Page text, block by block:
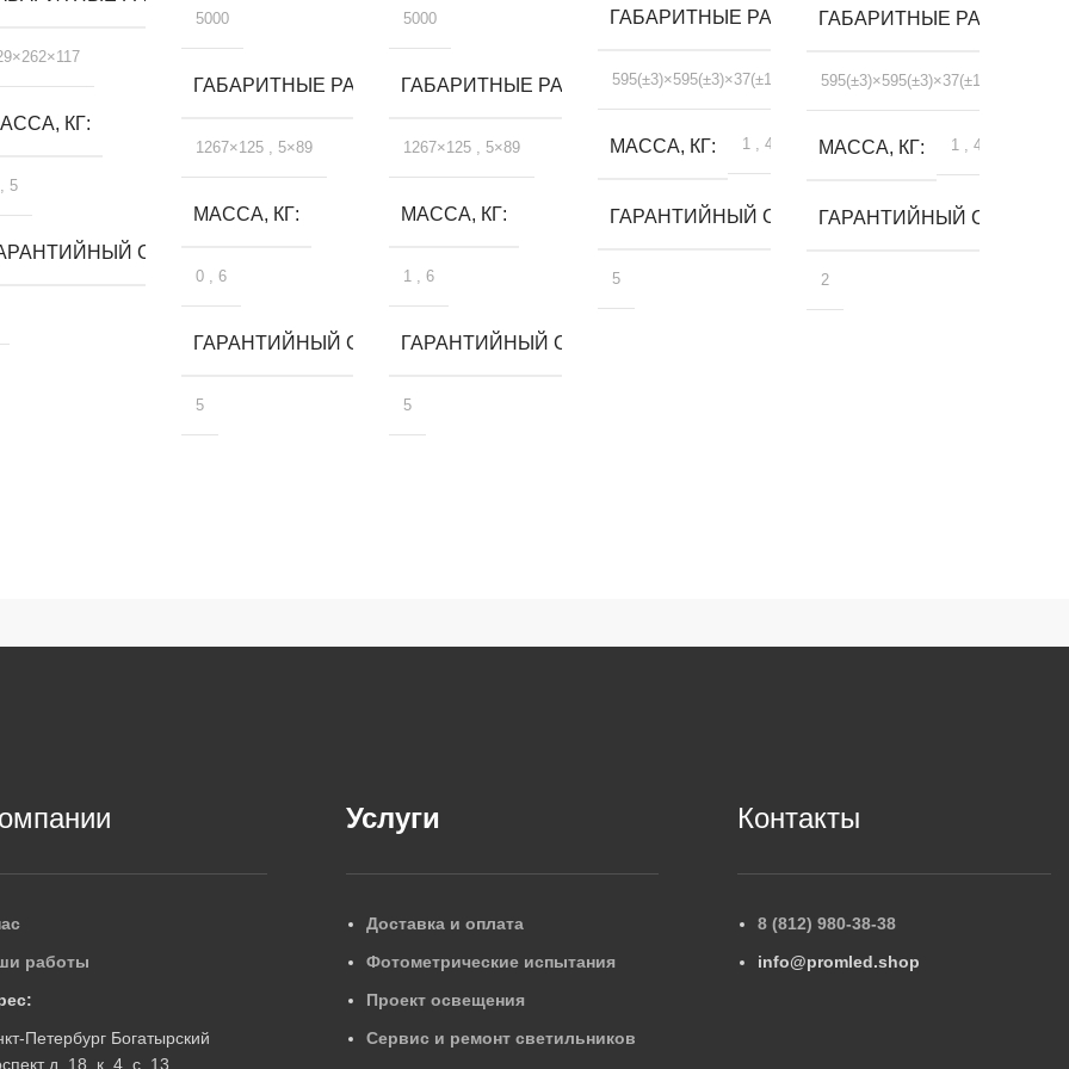
КГ
5
СРОК, ЛЕТ
5000
ГАБАРИТНЫЕ РАЗМЕРЫ, ММ
1267×125 5×89
МАССА, КГ
0 6
ГАРАНТИЙНЫЙ СРОК, ЛЕТ
5
5000
ГАБАРИТНЫЕ РАЗМЕРЫ, ММ
1267×125 5×89
МАССА, КГ
1 ,6
ГАРАНТИЙНЫЙ СРОК, ЛЕТ
5
ГАБАРИТНЫЕ РАЗМЕРЫ, ММ
595(±3)×595(±3)×37(±1)
МАССА, КГ 1 ,4
ГАРАНТИЙНЫЙ СРОК, ЛЕТ
5
ГАБАРИТНЫЕ РАЗМЕРЫ,
595(±3)×595(±3)×37(±1)
МАССА, КГ 1 ,4
ГАРАНТИЙНЫЙ СРОК,
2
работы
Петербург Богатырский
д. 18, к. 4, с. 13
Услуги
Доставка и оплата
Фотометрические испытания
Проект освещения
Сервис и ремонт светильников
Контакты
8 (812) 980-38-38
info@promled.shop